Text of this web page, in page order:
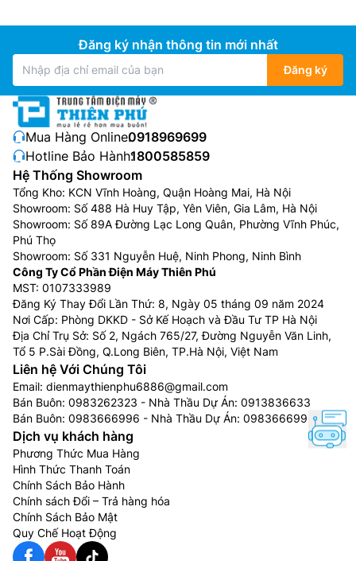
Đăng ký nhận thông tin mới nhất
Đăng ký
Mua Hàng Online:0918969699
Hotline Bảo Hành:1800585859
Hệ Thống Showroom
Tổng Kho: KCN Vĩnh Hoàng, Quận Hoàng Mai, Hà Nội
Showroom: Số 488 Hà Huy Tập, Yên Viên, Gia Lâm, Hà Nội
Showroom: Số 89A Đường Lạc Long Quân, Phường Vĩnh Phúc,
Phú Thọ
Showroom: Số 331 Nguyễn Huệ, Ninh Phong, Ninh Bình
Công Ty Cổ Phần Điện Máy Thiên Phú
MST: 0107333989
Đăng Ký Thay Đổi Lần Thứ: 8, Ngày 05 tháng 09 năm 2024
Nơi Cấp: Phòng DKKD - Sở Kế Hoạch và Đầu Tư TP Hà Nội
Địa Chỉ Trụ Sở: Số 2, Ngách 765/27, Đường Nguyễn Văn Linh,
Tổ 5 P.Sài Đồng, Q.Long Biên, TP.Hà Nội, Việt Nam
Liên hệ Với Chúng Tôi
Email: dienmaythienphu6886@gmail.com
Bán Buôn: 0983262323 - Nhà Thầu Dự Án: 0913836633
Bán Buôn: 0983666996 - Nhà Thầu Dự Án: 0983666996
Dịch vụ khách hàng
Phương Thức Mua Hàng
Hình Thức Thanh Toán
Chính Sách Bảo Hành
Chính sách Đổi – Trả hàng hóa
Chính Sách Bảo Mật
Quy Chế Hoạt Động